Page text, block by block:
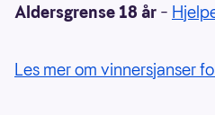
Aldersgrense 18 år –
Les mer om vinnersjanser